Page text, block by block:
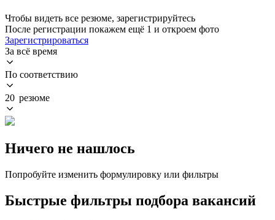
Чтобы видеть все резюме, зарегистрируйтесь
После регистрации покажем ещё 1 и откроем фото
Зарегистрироваться
За всё время
По соответствию
20 резюме
Ничего не нашлось
Попробуйте изменить формулировку или фильтры
Быстрые фильтры подбора вакансий